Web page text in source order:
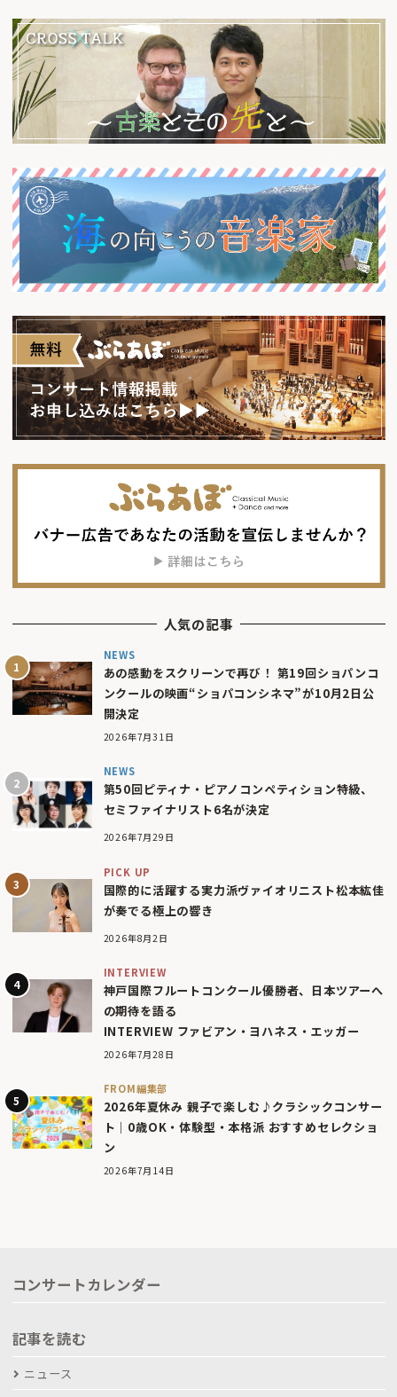
人気の記事
NEWS
あの感動をスクリーンで再び！ 第19回ショパンコ
ンクールの映画“ショパコンシネマ”が10月2日公
開決定
2026年7月31日
NEWS
第50回ピティナ・ピアノコンペティション特級、
セミファイナリスト6名が決定
2026年7月29日
PICK UP
国際的に活躍する実力派ヴァイオリニスト松本紘佳
が奏でる極上の響き
2026年8月2日
INTERVIEW
神戸国際フルートコンクール優勝者、日本ツアーへ
の期待を語る
INTERVIEW ファビアン・ヨハネス・エッガー
2026年7月28日
FROM編集部
2026年夏休み 親子で楽しむ♪クラシックコンサー
ト｜0歳OK・体験型・本格派 おすすめセレクショ
ン
2026年7月14日
コンサートカレンダー
記事を読む
ニュース